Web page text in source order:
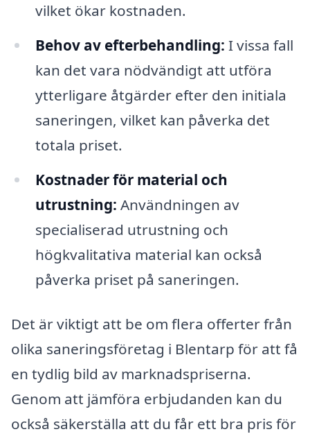
vilket ökar kostnaden.
Behov av efterbehandling: I vissa fall
kan det vara nödvändigt att utföra
ytterligare åtgärder efter den initiala
saneringen, vilket kan påverka det
totala priset.
Kostnader för material och
utrustning: Användningen av
specialiserad utrustning och
högkvalitativa material kan också
påverka priset på saneringen.
Det är viktigt att be om flera offerter från
olika saneringsföretag i Blentarp för att få
en tydlig bild av marknadspriserna.
Genom att jämföra erbjudanden kan du
också säkerställa att du får ett bra pris för